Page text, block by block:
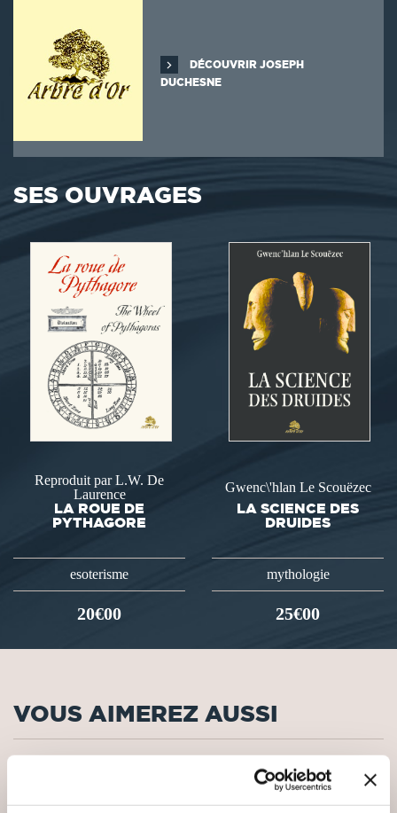
DÉCOUVRIR JOSEPH
DUCHESNE
SES OUVRAGES
Reproduit par L.W. De
Laurence
LA ROUE DE
PYTHAGORE
esoterisme
20€00
Gwenc\'hlan Le Scouëzec
LA SCIENCE DES
DRUIDES
mythologie
25€00
VOUS AIMEREZ AUSSI